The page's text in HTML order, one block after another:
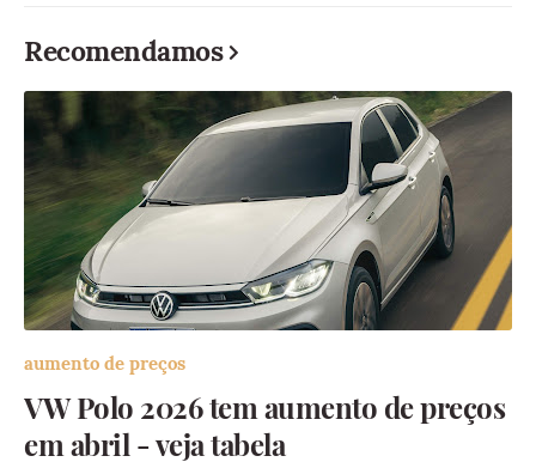
Recomendamos
aumento de preços
VW Polo 2026 tem aumento de preços
em abril - veja tabela